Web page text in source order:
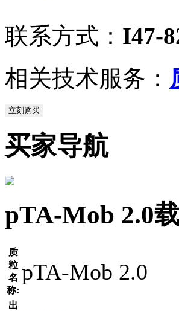
联系方式： I47-
相关技术服务：
立刻购买
买家导航
pTA-Mob 2.0
质
粒
名
称:
pTA-Mob 2.0
出